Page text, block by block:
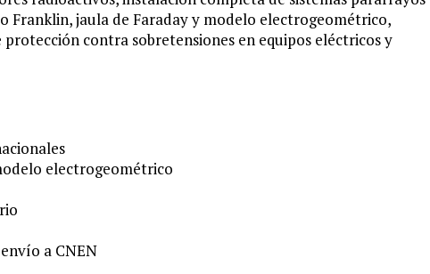
Franklin, jaula de Faraday y modelo electrogeométrico,
contra sobretensiones en equipos eléctricos y
electrogeométrico
a CNEN